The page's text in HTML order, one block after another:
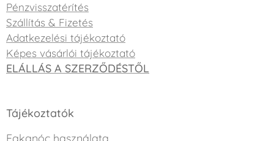
Pénzvisszatérítés
Szállítás & Fizetés
Adatkezelési tájékoztató
Képes vásárlói tájékoztató
ELÁLLÁS A SZERZŐDÉSTŐL
Tájékoztatók